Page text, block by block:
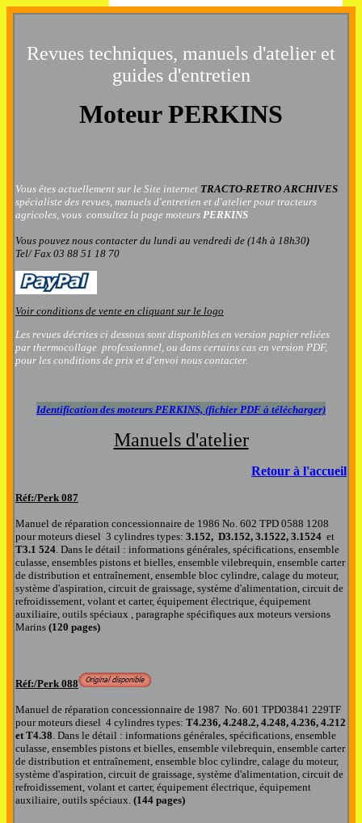
Revues techniques, manuels d'atelier et
guides d'entretien
Moteur PERKINS
Vous êtes actuellement sur le Site internet TRACTO-RETRO ARCHIVES
spécialiste des revues, manuels d'entretien et d'atelier pour tracteurs
agricoles, vous consultez la page moteurs PERKINS
Vous pouvez nous contacter du lundi au vendredi de (14h à 18h30)
Tel/ Fax 03 88 51 18 70
Voir conditions de vente en cliquant sur le logo
Les revues décrites ci dessous sont disponibles en version papier reliées
par thermocollage professionnel, ou dans certains cas en version PDF,
pour les conditions de prix et d'envoi nous contacter.
Identification des moteurs PERKINS, (fichier PDF à télécharger)
Manuels d'atelier
Retour à l'accueil
Réf:/Perk 087
Manuel de réparation concessionnaire de 1986 No. 602 TPD 0588 1208
pour moteurs diesel 3 cylindres types: 3.152, D3.152, 3.1522, 3.1524 et
T3.1 524. Dans le détail : informations générales, spécifications, ensemble
culasse, ensembles pistons et bielles, ensemble vilebrequin, ensemble carter
de distribution et entraînement, ensemble bloc cylindre, calage du moteur,
système d'aspiration, circuit de graissage, système d'alimentation, circuit de
refroidissement, volant et carter, équipement électrique, équipement
auxiliaire, outils spéciaux , paragraphe spécifiques aux moteurs versions
Marins (120 pages)
Réf:/Perk 088
Manuel de réparation concessionnaire de 1987 No. 601 TPD03841 229TF
pour moteurs diesel 4 cylindres types: T4.236, 4.248.2, 4.248, 4.236, 4.212
et T4.38. Dans le détail : informations générales, spécifications, ensemble
culasse, ensembles pistons et bielles, ensemble vilebrequin, ensemble carter
de distribution et entraînement, ensemble bloc cylindre, calage du moteur,
système d'aspiration, circuit de graissage, système d'alimentation, circuit de
refroidissement, volant et carter, équipement électrique, équipement
auxiliaire, outils spéciaux. (144 pages)